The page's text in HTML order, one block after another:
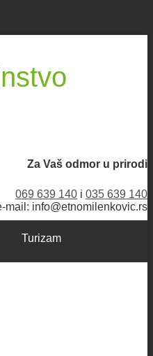
Za Vaš odmor u prirodi
069 639 140 i 035 639 140
mail: info@etnomilenkovic.rs
Turizam